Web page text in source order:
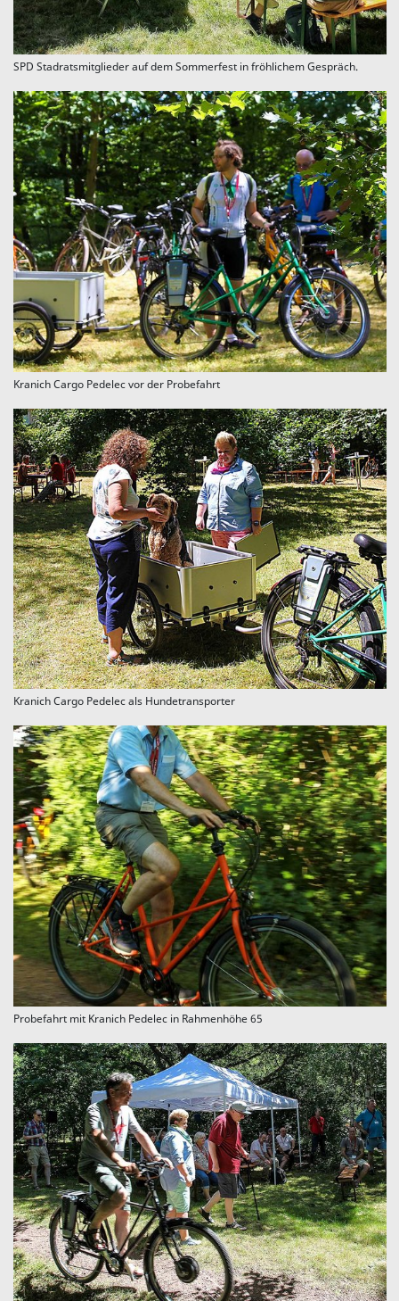
SPD Stadratsmitglieder auf dem Sommerfest in fröhlichem Gespräch.
Kranich Cargo Pedelec vor der Probefahrt
Kranich Cargo Pedelec als Hundetransporter
Probefahrt mit Kranich Pedelec in Rahmenhöhe 65